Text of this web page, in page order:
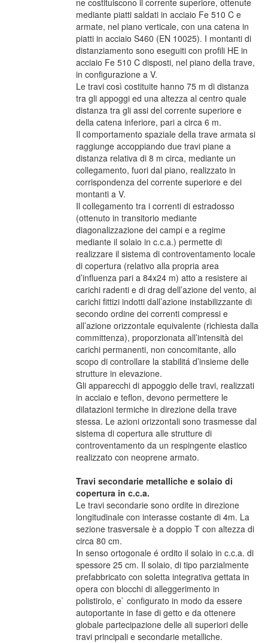
ne costituiscono il corrente superiore, ottenute
mediante piatti saldati in acciaio Fe 510 C e
armate, nel piano verticale, con una catena in
piatti in acciaio S460 (EN 10025). I montanti di
distanziamento sono eseguiti con profili HE in
acciaio Fe 510 C disposti, nel piano della trave,
in configurazione a V.
Le travi così costituite hanno 75 m di distanza
tra gli appoggi ed una altezza al centro quale
distanza tra gli assi del corrente superiore e
della catena inferiore, pari a circa 6 m.
Il comportamento spaziale della trave armata si
raggiunge accoppiando due travi piane a
distanza relativa di 8 m circa, mediante un
collegamento, fuori dal piano, realizzato in
corrispondenza del corrente superiore e dei
montanti a V.
Il collegamento tra i correnti di estradosso
(ottenuto in transitorio mediante
diagonalizzazione dei campi e a regime
mediante il solaio in c.c.a.) permette di
realizzare il sistema di controventamento locale
di copertura (relativo alla propria area
d’influenza pari a 84x24 m) atto a resistere ai
carichi radenti e di drag dell’azione del vento, ai
carichi fittizi indotti dall’azione instabilizzante di
secondo ordine dei correnti compressi e
all’azione orizzontale equivalente (richiesta dalla
committenza), proporzionata all’intensità dei
carichi permanenti, non concomitante, allo
scopo di controllare la stabilitá d’insieme delle
strutture in elevazione.
Gli apparecchi di appoggio delle travi, realizzati
in acciaio e teflon, devono permettere le
dilatazioni termiche in direzione della trave
stessa. Le azioni orizzontali sono trasmesse dal
sistema di copertura alle strutture di
controventamento da un respingente elastico
realizzato con neoprene armato.
Travi secondarie metalliche e solaio di
copertura in c.c.a.
Le travi secondarie sono ordite in direzione
longitudinale con interasse costante di 4m. La
sezione trasversale è a doppio T con altezza di
circa 80 cm.
In senso ortogonale é ordito il solaio in c.c.a. di
spessore 25 cm. Il solaio, di tipo parzialmente
prefabbricato con soletta integrativa gettata in
opera con blocchi di alleggerimento in
polistirolo, e` configurato in modo da essere
autoportante in fase di getto e da ottenere
globale partecipazione delle ali superiori delle
travi principali e secondarie metalliche.